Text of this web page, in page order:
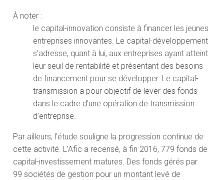
À noter :
le capital-innovation consiste à financer les jeunes
entreprises innovantes. Le capital-développement
s’adresse, quant à lui, aux entreprises ayant atteint
leur seuil de rentabilité et présentant des besoins
de financement pour se développer. Le capital-
transmission a pour objectif de lever des fonds
dans le cadre d’une opération de transmission
d’entreprise.
Par ailleurs, l’étude souligne la progression continue de
cette activité. L’Afic a recensé, à fin 2016, 779 fonds de
capital-investissement matures. Des fonds gérés par
99 sociétés de gestion pour un montant levé de